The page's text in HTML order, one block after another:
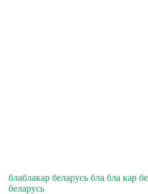
блаблакар беларусь бла бла кар
беларусь